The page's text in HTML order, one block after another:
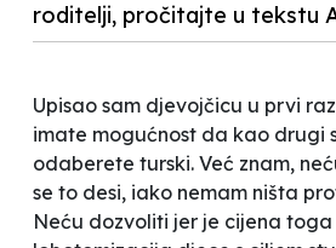
roditelji, pročitajte u tekstu
Upisao sam djevojčicu u prvi
imate mogućnost da kao drugi
odaberete turski. Već znam,
se to desi, iako nemam ništa
Neću dozvoliti jer je cijena